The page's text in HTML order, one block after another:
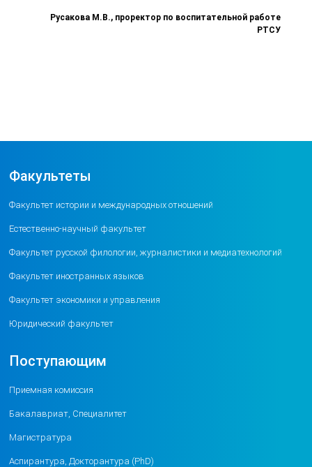
Русакова М.В., проректор по воспитательной работе
РТСУ
Факультеты
Факультет истории и международных отношений
Естественно-научный факультет
Факультет русской филологии, журналистики и медиатехнологий
Факультет иностранных языков
Факультет экономики и управления
Юридический факультет
Поступающим
Приемная комиссия
Бакалавриат, Специалитет
Магистратура
Аспирантура, Докторантура (PhD)